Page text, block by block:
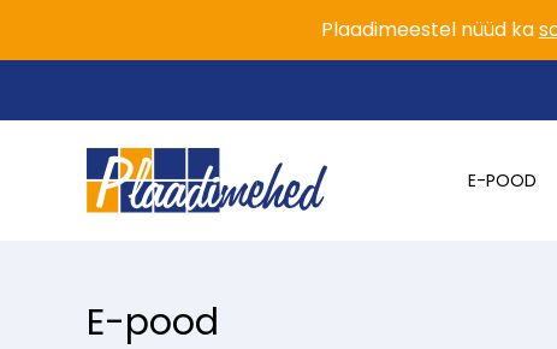
Plaadimeestel nüüd ka
E-POOD
E-pood